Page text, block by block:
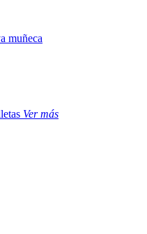
muñeca
Ver más